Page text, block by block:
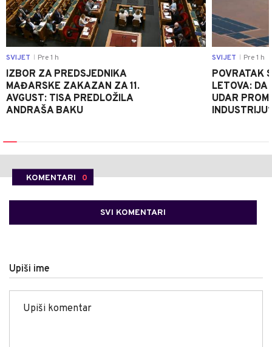
SVIJET Pre 1 h
IZBOR ZA PREDSJEDNIKA
MAĐARSKE ZAKAZAN ZA 11.
AVGUST: TISA PREDLOŽILA
ANDRAŠA BAKU
SVIJET Pre 1 h
POVRATAK
LETOVA: DA
UDAR
KOMENTARI 0
SVI KOMENTARI
Upiši ime